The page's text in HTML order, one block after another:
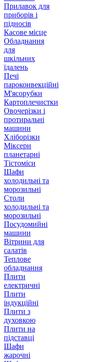
Прилавок для
приборів і
підносів
Касове місце
Обладнання
для
шкільних
їдалень
Печі
пароконвекційні
М'ясорубки
Картоплечистки
Овочерізки і
протиральні
машини
Хліборізки
Міксери
планетарні
Тістоміси
Шафи
холодильні та
морозильні
Столи
холодильні та
морозильні
Посудомийні
машини
Вітрини для
салатів
Теплове
обладнання
Плити
електричні
Плити
індукційні
Плити з
духовкою
Плити на
підставці
Шафи
жарочні